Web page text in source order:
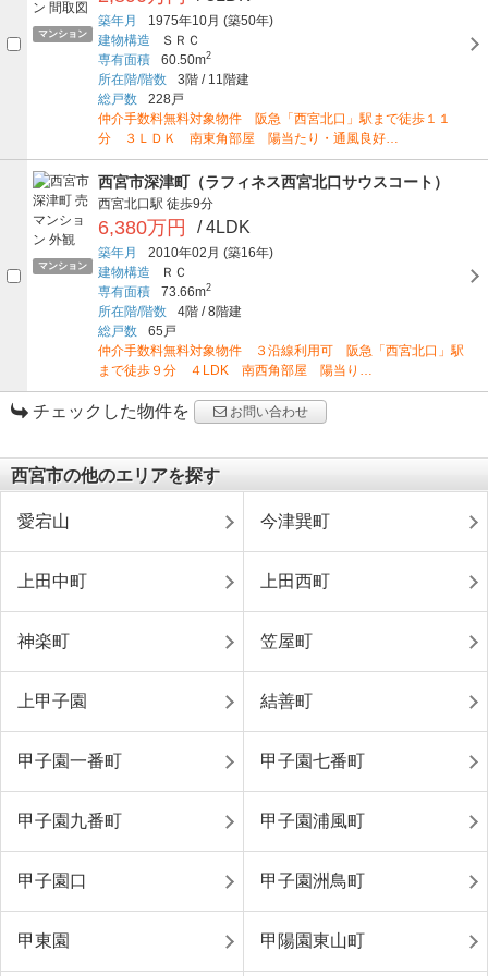
マンション
築年月 1975年10月 (築50年)
建物構造
ＳＲＣ
専有面積
60.50m2
所在階/階数 3階 /11階建
総戸数
228戸
仲介手数料無料対象物件 阪急「西宮北口」駅まで徒歩１１
分 ３ＬＤＫ 南東角部屋 陽当たり・通風良好…
マンション
西宮市深津町（ラフィネス西宮北口サウスコート）
西宮北口駅 徒歩9分
6,380万円 / 4LDK
築年月 2010年02月 (築16年)
建物構造
ＲＣ
専有面積
73.66m2
所在階/階数 4階 /8階建
総戸数
65戸
仲介手数料無料対象物件 ３沿線利用可 阪急「西宮北口」駅
まで徒歩９分 ４LDK 南西角部屋 陽当り…
チェックした物件を お問い合わせ
西宮市の他のエリアを探す
愛宕山 今津巽町
上田中町 上田西町
神楽町 笠屋町
上甲子園 結善町
甲子園一番町 甲子園七番町
甲子園九番町 甲子園浦風町
甲子園口 甲子園洲鳥町
甲東園 甲陽園東山町